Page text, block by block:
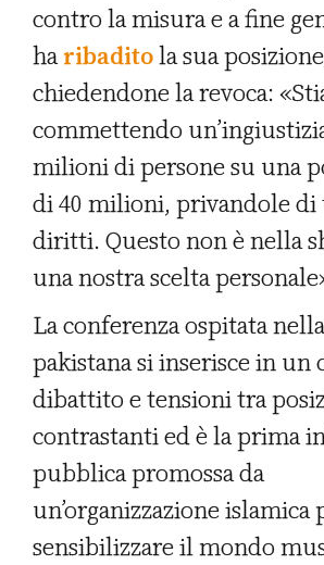
contro la misura e a fine
haribaditola sua
chiedendone la revoca:
commettendo
milioni di persone su una
di 40 milioni, privandole
diritti. Questo non è nella
una nostra scelta
La conferenza ospitata
pakistana si inserisce in un
dibattito e tensioni tra
contrastanti ed è la prima
pubblica promossa da
un’organizzazione islamica
sensibilizzare il mondo